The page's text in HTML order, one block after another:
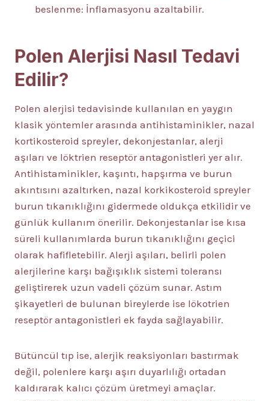
beslenme: İnflamasyonu azaltabilir.
Polen Alerjisi Nasıl Tedavi
Edilir?
Polen alerjisi tedavisinde kullanılan en yaygın
klasik yöntemler arasında antihistaminikler, nazal
kortikosteroid spreyler, dekonjestanlar, alerji
aşıları ve löktrien reseptör antagonistleri yer alır.
Antihistaminikler, kaşıntı, hapşırma ve burun
akıntısını azaltırken, nazal korkikosteroid spreyler
burun tıkanıklığını gidermede oldukça etkilidir ve
günlük kullanım önerilir. Dekonjestanlar ise kısa
süreli kullanımlarda burun tıkanıklığını geçici
olarak hafifletebilir. Alerji aşıları, belirli polen
alerjilerine karşı bağışıklık sistemi toleransı
geliştirerek uzun vadeli çözüm sunar. Astım
şikayetleri de bulunan bireylerde ise lökotrien
reseptör antagonistleri ek fayda sağlayabilir.
Bütüncül tıp ise, alerjik reaksiyonları bastırmak
değil, polenlere karşı aşırı duyarlılığı ortadan
kaldırarak kalıcı çözüm üretmeyi amaçlar.